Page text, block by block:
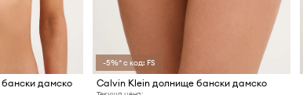
дамско
-5%* с код: FS
Calvin Klein долнище бански дамско